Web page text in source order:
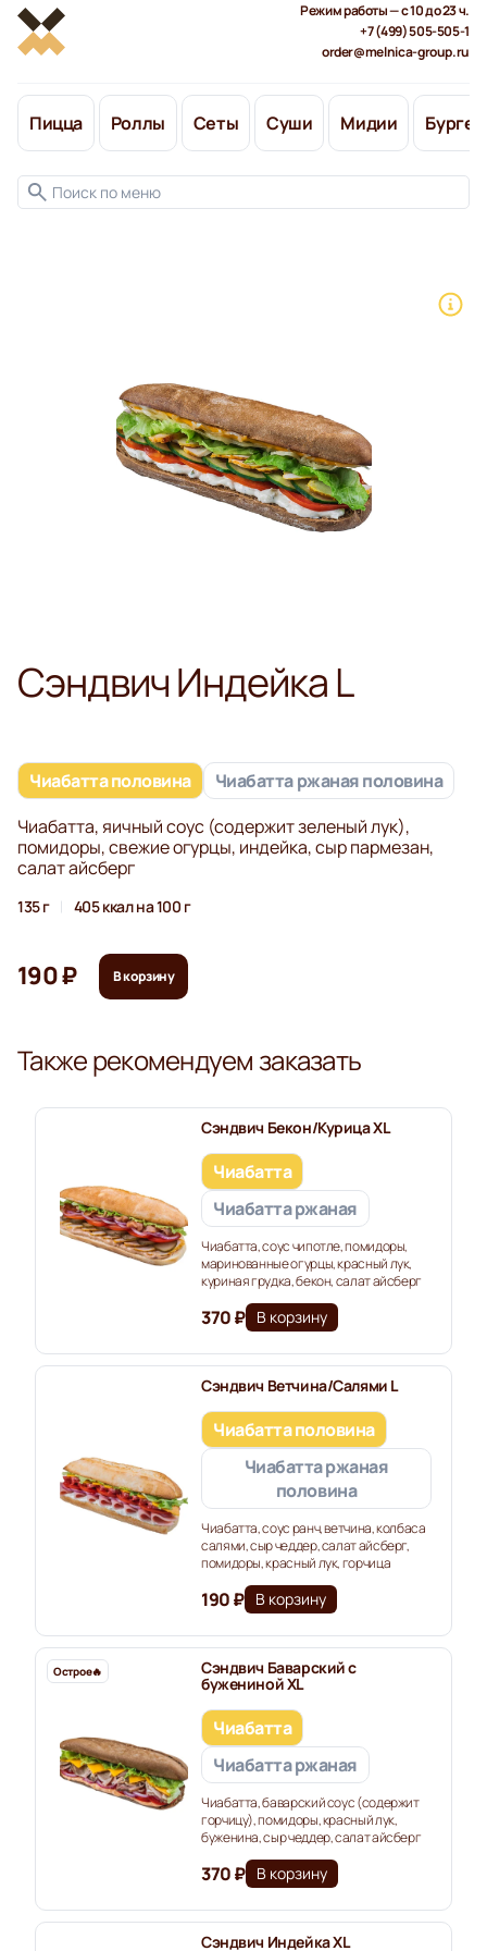
Режим работы — с 10 до 23 ч.
+7 (499) 505-505-1
order@melnica-group.ru
Пицца Роллы Сеты Суши Мидии
Сэндвич Индейка L
Чиабатта половина
Чиабатта ржаная половина
Чиабатта, яичный соус (содержит зеленый лук),
помидоры, свежие огурцы, индейка, сыр пармезан,
салат айсберг
135 г 405 ккал на 100 г
190 ₽ В корзину
Также рекомендуем заказать
Сэндвич Бекон/Курица XL
Чиабатта
Чиабатта ржаная
Чиабатта, соус чипотле, помидоры,
маринованные огурцы, красный лук,
куриная грудка, бекон, салат айсберг
370 ₽ В корзину
Сэндвич Ветчина/Салями L
Чиабатта половина
Чиабатта ржаная
половина
Чиабатта, соус ранч, ветчина, колбаса
салями, сыр чеддер, салат айсберг,
помидоры, красный лук, горчица
190 ₽ В корзину
Острое🔥️ Сэндвич Баварский с
бужениной XL
Чиабатта
Чиабатта ржаная
Чиабатта, баварский соус (содержит
горчицу), помидоры, красный лук,
буженина, сыр чеддер, салат айсберг
370 ₽ В корзину
Сэндвич Индейка XL